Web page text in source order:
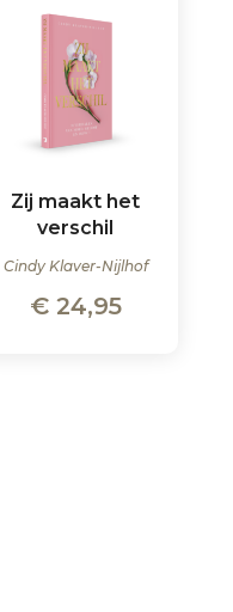
Zij maakt het
verschil
Cindy Klaver-Nijlhof
€24,95